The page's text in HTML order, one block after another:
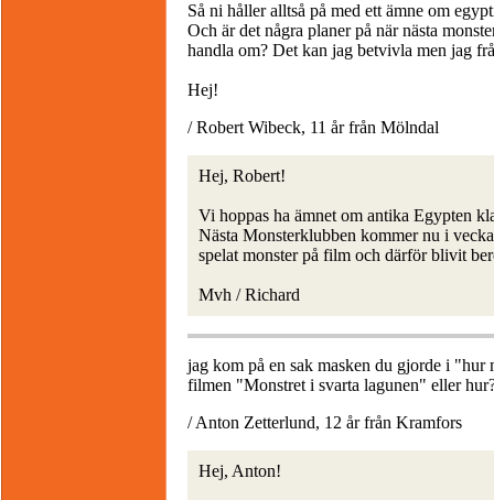
Så ni håller alltså på med ett ämne om
Och är det några planer på när nästa
handla om? Det kan jag betvivla men jag
Hej!
/ Robert Wibeck, 11 år från Mölndal
Hej, Robert!
Vi hoppas ha ämnet om antika Egypten
Nästa Monsterklubben kommer nu i
spelat monster på film och därför blivit
Mvh / Richard
jag kom på en sak masken du gjorde i "hur
filmen "Monstret i svarta lagunen" eller
/ Anton Zetterlund, 12 år från Kramfors
Hej, Anton!